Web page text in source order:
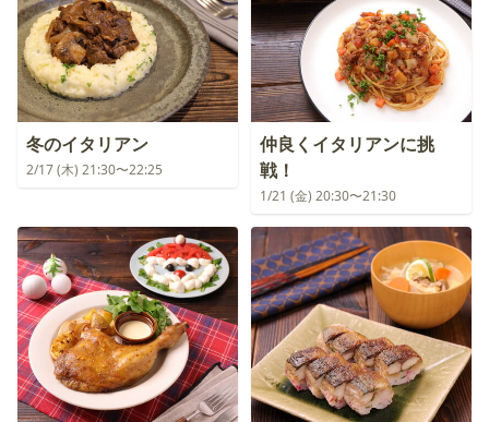
冬のイタリアン
2/17 (木) 21:30〜22:25
仲良くイタリアンに挑
戦！
1/21 (金) 20:30〜21:30